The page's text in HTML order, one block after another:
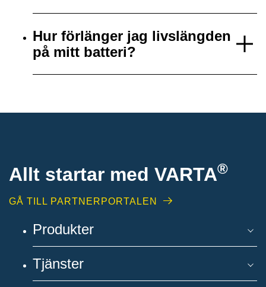
Hur förlänger jag livslängden
på mitt batteri?
Allt startar med VARTA®
GÅ TILL PARTNERPORTALEN
Produkter
Tjänster